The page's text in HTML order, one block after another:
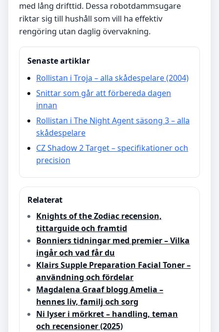
med lång drifttid. Dessa robotdammsugare
riktar sig till hushåll som vill ha effektiv
rengöring utan daglig övervakning.
Senaste artiklar
Rollistan i Troja – alla skådespelare (2004)
Snittar som går att förbereda dagen
innan
Rollistan i The Night Agent säsong 3 – alla
skådespelare
CZ Shadow 2 Target – specifikationer och
precision
Relaterat
Knights of the Zodiac recension,
tittarguide och framtid
Bonniers tidningar med premier – Vilka
ingår och vad får du
Klairs Supple Preparation Facial Toner –
användning och fördelar
Magdalena Graaf blogg Amelia –
hennes liv, familj och sorg
Ni lyser i mörkret – handling, teman
och recensioner (2025)